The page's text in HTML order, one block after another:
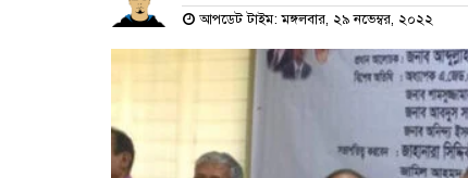
আপডেট টাইম: মঙ্গলবার, ২৯ নভেম্বর, ২০২২